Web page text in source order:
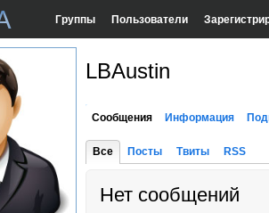
Группы Пользователи
LBAustin
Сообщения Информация
Все Посты Твиты RSS
Нет сообщений